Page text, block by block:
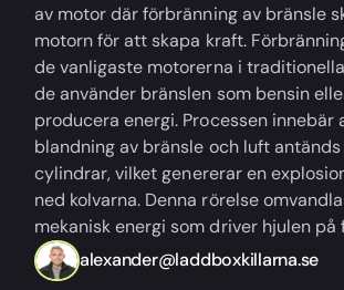
av motor där förbränning av bränsle
motorn för att skapa kraft.
de vanligaste motorerna i
de använder bränslen som bensin
producera energi. Processen innebär
blandning av bränsle och luft
cylindrar, vilket genererar en
ned kolvarna. Denna rörelse
mekanisk energi som driver hjulen på
alexander@laddboxkillarna.se